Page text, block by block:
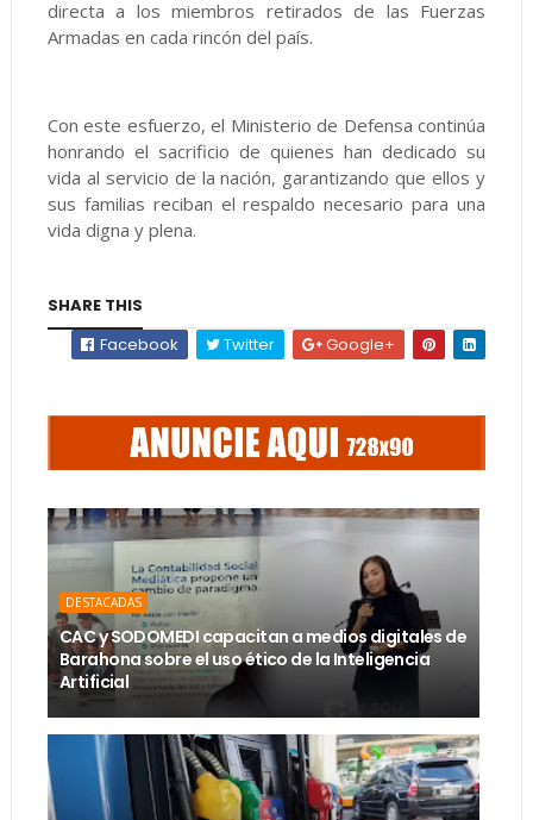
directa a los miembros retirados de las Fuerzas
Armadas en cada rincón del país.
Con este esfuerzo, el Ministerio de Defensa continúa
honrando el sacrificio de quienes han dedicado su
vida al servicio de la nación, garantizando que ellos y
sus familias reciban el respaldo necesario para una
vida digna y plena.
SHARE THIS
Facebook
Twitter Google+
DESTACADAS
CAC y SODOMEDI capacitan a medios digitales de
Barahona sobre el uso ético de la Inteligencia
Artificial